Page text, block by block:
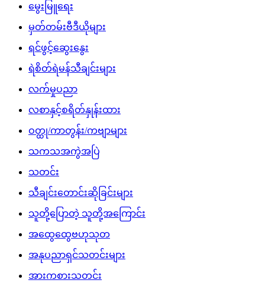
မွေးမြူရေး
မှတ်တမ်းဗီဒီယိုများ
ရင်ဖွင့်ဆွေးနွေး
ရဲစိတ်ရဲမန်သီချင်းများ
လက်မှုပညာ
လစာနှင့်စရိတ်နှုန်းထား
ဝတ္ထု/ကာတွန်း/ကဗျာများ
သကသအကွဲအပြဲ
သတင်း
သီချင်းတောင်းဆိုခြင်းများ
သူတို့ပြောတဲ့ သူတို့အကြောင်း
အထွေထွေဗဟုသုတ
အနုပညာရှင်သတင်းများ
အားကစားသတင်း